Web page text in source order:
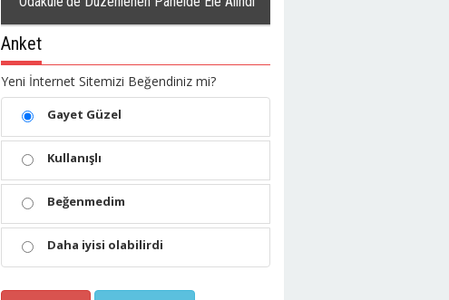
Anket
Yeni İnternet Sitemizi Beğendiniz mi?
Gayet Güzel
Kullanışlı
Beğenmedim
Daha iyisi olabilirdi